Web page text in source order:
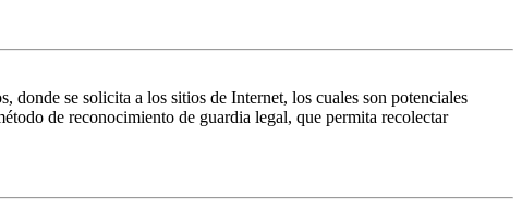
se solicita a los sitios de Internet, los cuales son potenciales
de reconocimiento de guardia legal, que permita recolectar